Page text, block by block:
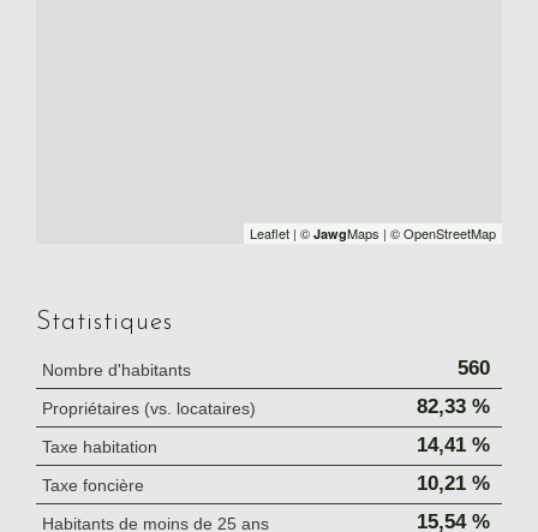
Leaflet | © JawgMaps | © OpenStreetMap
Statistiques
Nombre d'habitants 560
Propriétaires (vs. locataires) 82,33 %
Taxe habitation 14,41 %
Taxe foncière 10,21 %
Habitants de moins de 25 ans 15,54 %